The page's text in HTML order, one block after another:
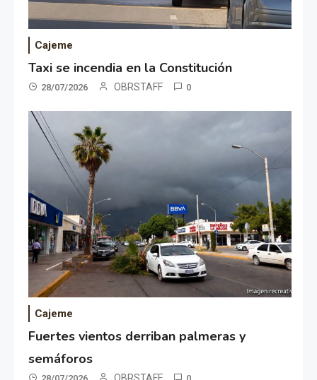
Cajeme
Taxi se incendia en la Constitución
28/07/2026 OBRSTAFF 0
Cajeme
Fuertes vientos derriban palmeras y
semáforos